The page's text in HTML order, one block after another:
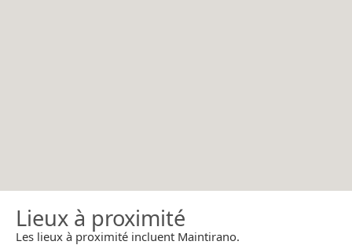
Lieux à proximité
Les lieux à proximité incluent Maintirano.